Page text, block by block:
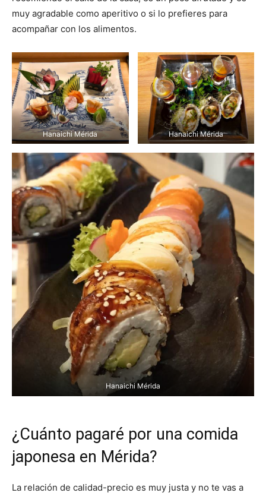
muy agradable como aperitivo o si lo prefieres para
acompañar con los alimentos.
Hanaichi Mérida Hanaichi Mérida
Hanaichi Mérida
¿Cuánto pagaré por una comida
japonesa en Mérida?
La relación de calidad-precio es muy justa y no te vas a